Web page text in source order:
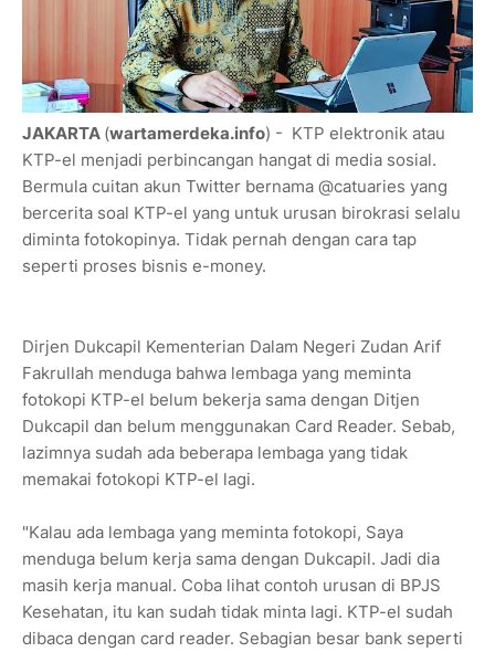
JAKARTA (wartamerdeka.info) - KTP elektronik atau
KTP-el menjadi perbincangan hangat di media sosial.
Bermula cuitan akun Twitter bernama @catuaries yang
bercerita soal KTP-el yang untuk urusan birokrasi selalu
diminta fotokopinya. Tidak pernah dengan cara tap
seperti proses bisnis e-money.
Dirjen Dukcapil Kementerian Dalam Negeri Zudan Arif
Fakrullah menduga bahwa lembaga yang meminta
fotokopi KTP-el belum bekerja sama dengan Ditjen
Dukcapil dan belum menggunakan Card Reader. Sebab,
lazimnya sudah ada beberapa lembaga yang tidak
memakai fotokopi KTP-el lagi.
"Kalau ada lembaga yang meminta fotokopi, Saya
menduga belum kerja sama dengan Dukcapil. Jadi dia
masih kerja manual. Coba lihat contoh urusan di BPJS
Kesehatan, itu kan sudah tidak minta lagi. KTP-el sudah
dibaca dengan card reader. Sebagian besar bank seperti